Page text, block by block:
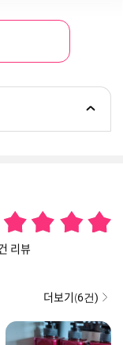
리뷰
더보기(6건)